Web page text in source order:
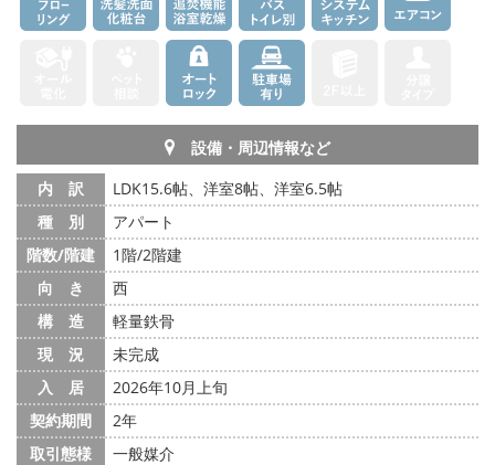
設備・周辺情報など
内 訳
LDK15.6帖、洋室8帖、洋室6.5帖
種 別
アパート
階数/階建
1階/2階建
向 き
西
構 造
軽量鉄骨
現 況
未完成
入 居
2026年10月上旬
契約期間
2年
取引態様
一般媒介